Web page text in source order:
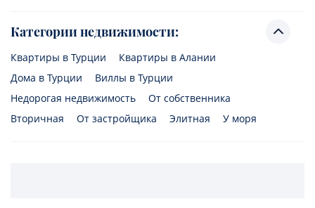
Категории недвижимости:
Квартиры в Турции
Квартиры в Алании
Дома в Турции
Виллы в Турции
Недорогая недвижимость
От собственника
Вторичная
От застройщика Элитная У моря